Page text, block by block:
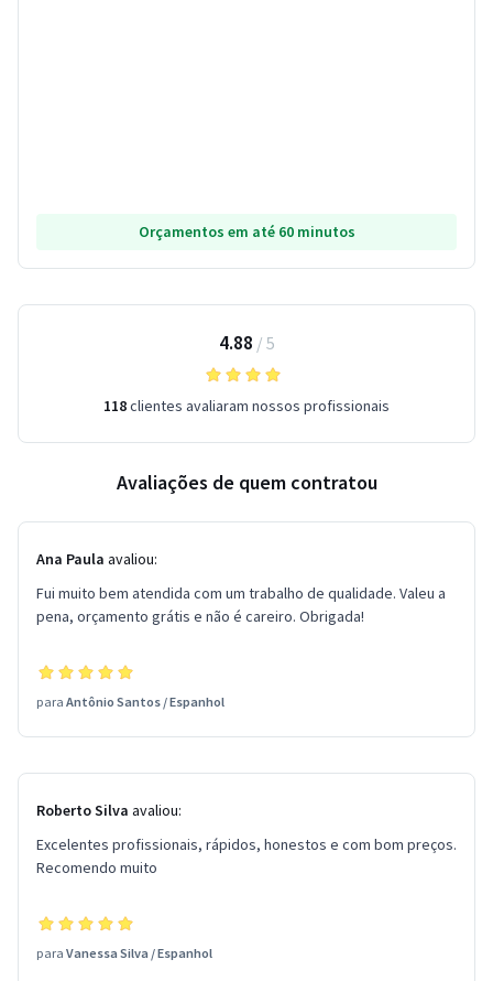
Orçamentos em até 60 minutos
4.88 / 5
118clientes avaliaram nossos profissionais
Avaliações de quem contratou
Ana Paula avaliou:
Fui muito bem atendida com um trabalho de qualidade. Valeu a
pena, orçamento grátis e não é careiro. Obrigada!
para Antônio Santos /Espanhol
Roberto Silva avaliou:
Excelentes profissionais, rápidos, honestos e com bom preços.
Recomendo muito
para Vanessa Silva /Espanhol